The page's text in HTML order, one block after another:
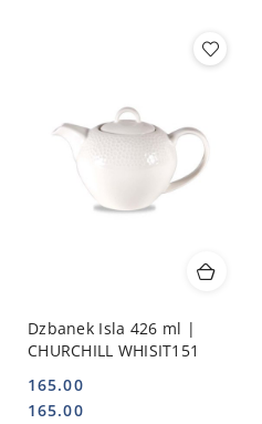
Dzbanek Isla 426 ml |
CHURCHILL WHISIT151
Cena:
165.00
Cena:
165.00